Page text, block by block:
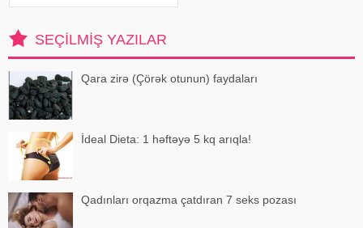
bakteriyalar hələ ana bətnində
olarkən körpənin inkişafın
SEÇILMIŞ YAZILAR
Qara zirə (Çörək otunun) faydaları
İdeal Dieta: 1 həftəyə 5 kq arıqla!
Qadınları orqazma çatdıran 7 seks pozası